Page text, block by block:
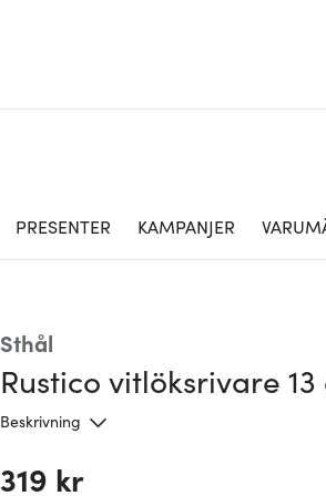
PRESENTER KAMPANJER
Sthål
Rustico vitlöksrivare
Beskrivning
319 kr